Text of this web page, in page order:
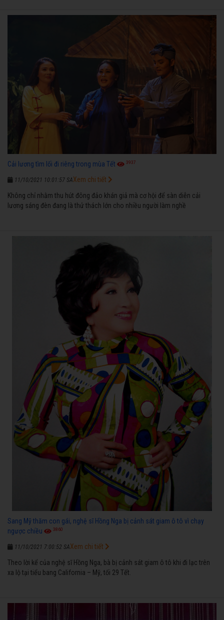
Cải lương tìm lối đi riêng trong mùa Tết 3937
11/10/2021 10:01:57 SA
Không chỉ nhằm thu hút đông đảo khán giả mà cơ hội để sàn diễn cải
lương sáng đèn đang là thử thách lớn cho nhiều người làm nghề
Xem chi tiết
Sang Mỹ thăm con gái, nghệ sĩ Hồng Nga bị cảnh sát giam ô tô vì chạy
ngược chiều
3860
11/10/2021 7:00:52 SA
Theo lời kể của nghệ sĩ Hồng Nga, bà bị cảnh sát giam ô tô khi đi lạc trên
xa lộ tại tiểu bang California – Mỹ, tối 29 Tết.
Xem chi tiết